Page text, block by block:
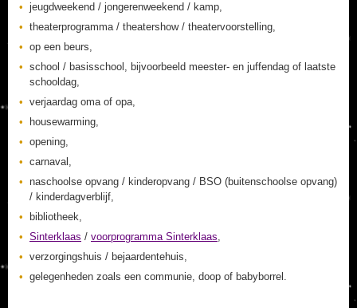
jeugdweekend / jongerenweekend / kamp,
theaterprogramma / theatershow / theatervoorstelling,
op een beurs,
school / basisschool, bijvoorbeeld meester- en juffendag of laatste
schooldag,
verjaardag oma of opa,
housewarming,
opening,
carnaval,
naschoolse opvang / kinderopvang / BSO (buitenschoolse opvang)
/ kinderdagverblijf,
bibliotheek,
Sinterklaas / voorprogramma Sinterklaas,
verzorgingshuis / bejaardentehuis,
gelegenheden zoals een communie, doop of babyborrel.